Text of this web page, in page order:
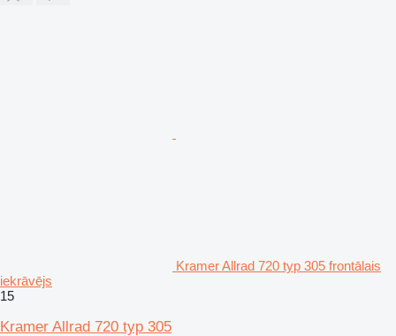
Kramer Allrad 720 typ 305 frontālais
iekrāvējs
15
Kramer Allrad 720 typ 305